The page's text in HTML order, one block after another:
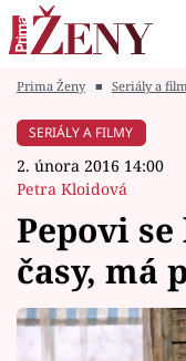
Módní alarm
Témata
Celebrity
Prima Ženy ■ Seriály a
SERIÁLY A FILMY
2. února 2016 14:00
Petra Kloidová
Pepovi
časy, má